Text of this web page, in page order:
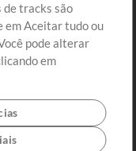
de tracks são
em Aceitar tudo ou
pode alterar
em